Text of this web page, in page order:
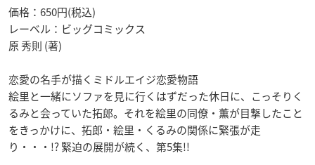
価格：650円(税込)
レーベル：ビッグコミックス
原 秀則 (著)
恋愛の名手が描くミドルエイジ恋愛物語
絵里と一緒にソファを見に行くはずだった休日に、こっそりく
るみと会っていた拓郎。それを絵里の同僚・薫が目撃したこと
をきっかけに、拓郎・絵里・くるみの関係に緊張が走
り・・・!? 緊迫の展開が続く、第5集!!